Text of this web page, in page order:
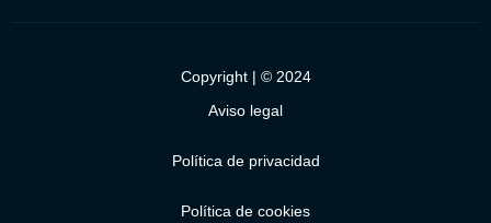
Copyright | © 2024
Aviso legal
Política de privacidad
Política de cookies